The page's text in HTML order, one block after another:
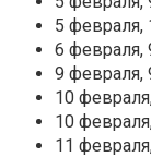
5 февраля,
6 февраля,
9 февраля,
10
10
11